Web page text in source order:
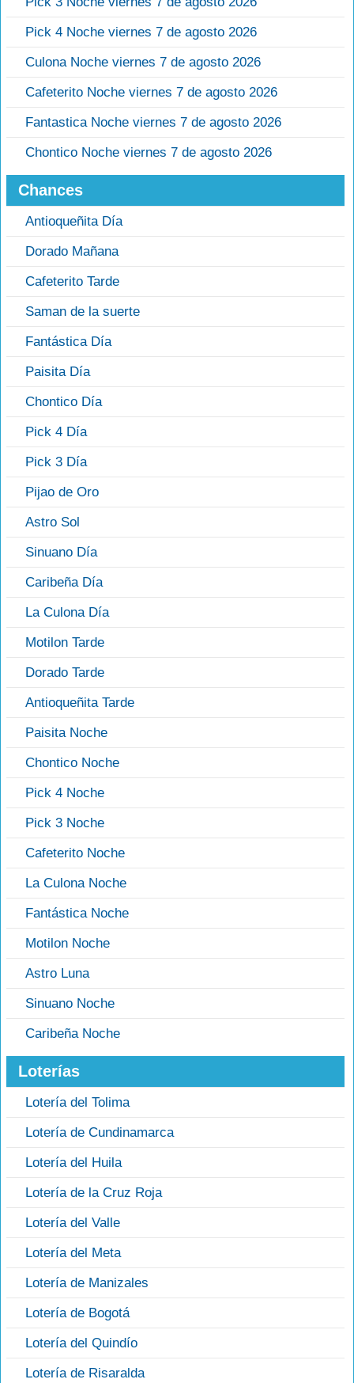
Pick 4 Noche viernes 7 de agosto 2026
Culona Noche viernes 7 de agosto 2026
Cafeterito Noche viernes 7 de agosto 2026
Fantastica Noche viernes 7 de agosto 2026
Chontico Noche viernes 7 de agosto 2026
Chances
Antioqueñita Día
Dorado Mañana
Cafeterito Tarde
Saman de la suerte
Fantástica Día
Paisita Día
Chontico Día
Pick 4 Día
Pick 3 Día
Pijao de Oro
Astro Sol
Sinuano Día
Caribeña Día
La Culona Día
Motilon Tarde
Dorado Tarde
Antioqueñita Tarde
Paisita Noche
Chontico Noche
Pick 4 Noche
Pick 3 Noche
Cafeterito Noche
La Culona Noche
Fantástica Noche
Motilon Noche
Astro Luna
Sinuano Noche
Caribeña Noche
Loterías
Lotería del Tolima
Lotería de Cundinamarca
Lotería del Huila
Lotería de la Cruz Roja
Lotería del Valle
Lotería del Meta
Lotería de Manizales
Lotería de Bogotá
Lotería del Quindío
Lotería de Risaralda